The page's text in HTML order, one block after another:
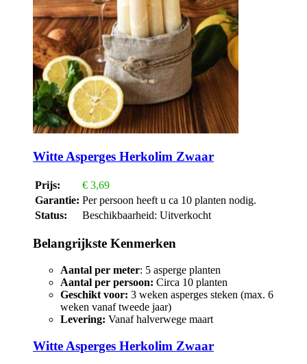
Witte Asperges Herkolim Zwaar
Prijs: € 3,69
Garantie: Per persoon heeft u ca 10 planten nodig.
Status:
Beschikbaarheid: Uitverkocht
Belangrijkste Kenmerken
Aantal per meter: 5 asperge planten
Aantal per persoon: Circa 10 planten
Geschikt voor: 3 weken asperges steken (max. 6
weken vanaf tweede jaar)
Levering: Vanaf halverwege maart
Witte Asperges Herkolim Zwaar